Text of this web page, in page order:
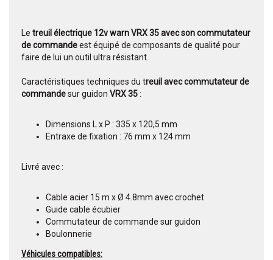
Le treuil électrique 12v warn VRX 35 avec son commutateur
de commandeest équipé de composants de qualité pour
faire de lui un outil ultra résistant.
Caractéristiques techniques du treuil avec commutateur de
commandesur guidon VRX 35:
Dimensions L x P : 335 x 120,5 mm
Entraxe de fixation : 76 mm x 124 mm
Livré avec :
Cable acier 15 m x Ø 4.8mm avec crochet
Guide cable écubier
Commutateur de commande sur guidon
Boulonnerie
Véhicules compatibles: